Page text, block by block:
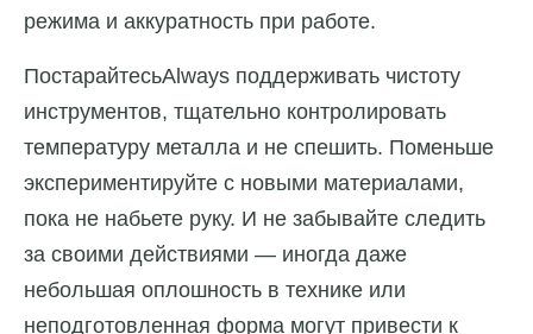
режима и аккуратность при работе.
ПостарайтесьAlways поддерживать чистоту
инструментов, тщательно контролировать
температуру металла и не спешить. Поменьше
экспериментируйте с новыми материалами,
пока не набьете руку. И не забывайте следить
за своими действиями — иногда даже
небольшая оплошность в технике или
неподготовленная форма могут привести к